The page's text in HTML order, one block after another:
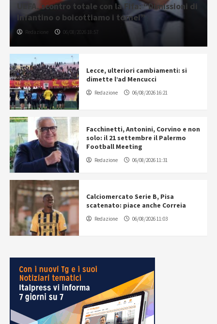
UEFA, scontro totale con la Fifa: “Dimissioni di
Infantino o boicottiamo i tornei”
Redazione 06/08/2026 18:57
Lecce, ulteriori cambiamenti: si
dimette l’ad Mencucci
Redazione 06/08/2026 16:21
Facchinetti, Antonini, Corvino e non
solo: il 21 settembre il Palermo
Football Meeting
Redazione 06/08/2026 11:31
Calciomercato Serie B, Pisa
scatenato: piace anche Correia
Redazione 06/08/2026 11:03